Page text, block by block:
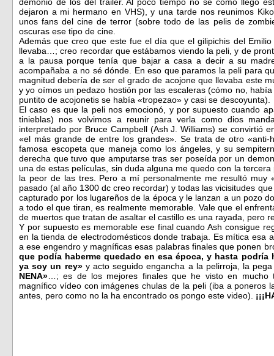
dejaron a mi hermano en VHS), y una tarde nos reunimos
unos fans del cine de terror (sobre todo de las pelis de
oscuras ese tipo de cine.
Además que creo que este fue el día que el gilipichis del
llevaba…; creo recordar que estábamos viendo la peli, y de
a la pausa porque tenía que bajar a casa a decir a su
acompañaba a no sé dónde. En eso que paramos la peli para
magnitud debería de ser el grado de acojone que llevaba este
y yo oímos un pedazo hostión por las escaleras (cómo no,
puntito de acojonetis se había «tropezao» y casi se descoyunta).
El caso es que la peli nos emocionó, y por supuesto cuando
tinieblas) nos volvimos a reunir para verla como dios
interpretado por Bruce Campbell (Ash J. Williams) se convirtió
«el más grande de entre los grandes». Se trata de otro
famosa escopeta que maneja como los ángeles, y su
derecha que tuvo que amputarse tras ser poseída por un
una de estas películas, sin duda alguna me quedo con la
la peor de las tres. Pero a mí personalmente me resultó muy
pasado (al año 1300 dc creo recordar) y todas las vicisitudes
capturado por los lugareños de la época y le lanzan a un pozo
a todo el que tiran, es realmente memorable. Vale que el
de muertos que tratan de asaltar el castillo es una rayada, pero
Y por supuesto es memorable ese final cuando Ash consigue
en la tienda de electrodomésticos donde trabaja. Es mítica esa
a ese engendro y magníficas esas palabras finales que ponen
que podía haberme quedado en esa época, y hasta
ya soy un rey» y acto seguido engancha a la pelirroja, la
NENA» …; es de los mejores finales que he visto en mucho
magnífico vídeo con imágenes chulas de la peli (iba a poneros
antes, pero como no la ha encontrado os pongo este video).